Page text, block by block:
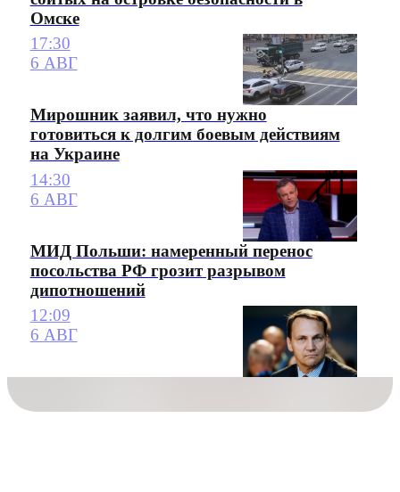
Омске
17:30
6 АВГ
Мирошник заявил, что нужно
готовиться к долгим боевым действиям
на Украине
14:30
6 АВГ
МИД Польши: намеренный перенос
посольства РФ грозит разрывом
дипотношений
12:09
6 АВГ